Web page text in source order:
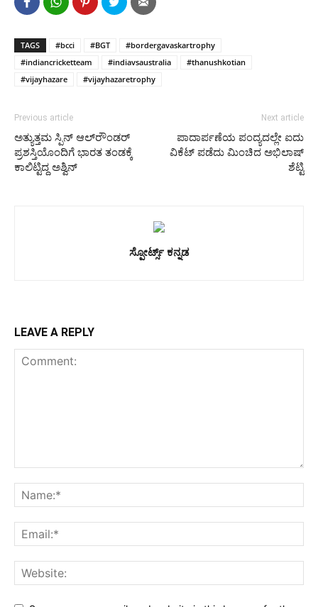
TAGS #bcci #BGT
#bordergavaskartrophy
#indiancricketteam
#indiavsaustralia
#thanushkotian
#vijayhazare
#vijayhazaretrophy
Previous article
ಅತ್ಯುತ್ತಮ ಸ್ಪಿನ್ ಆಲ್‌ರೌಂಡರ್
ಪ್ರಶಸ್ತಿಯೊಂದಿಗೆ ಭಾರತ ತಂಡಕ್ಕೆ
ಕಾಲಿಟ್ಟಿದ್ದ ಅಶ್ವಿನ್
Next article
ಪಾದಾರ್ಪಣೆಯ ಪಂದ್ಯದಲ್ಲೇ ಐದು
ವಿಕೆಟ್ ಪಡೆದು ಮಿಂಚಿದ ಅಭಿಲಾಷ್
ಶೆಟ್ಟಿ
ಸ್ಪೋರ್ಟ್ಸ್ ಕನ್ನಡ
LEAVE A REPLY